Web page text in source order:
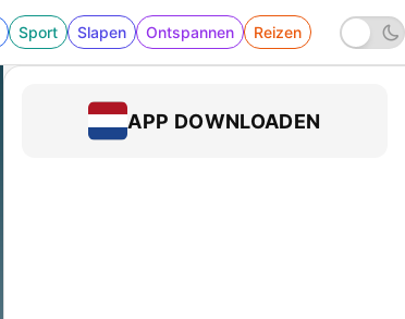
Sport Slapen Ontspannen Reizen
APP DOWNLOADEN